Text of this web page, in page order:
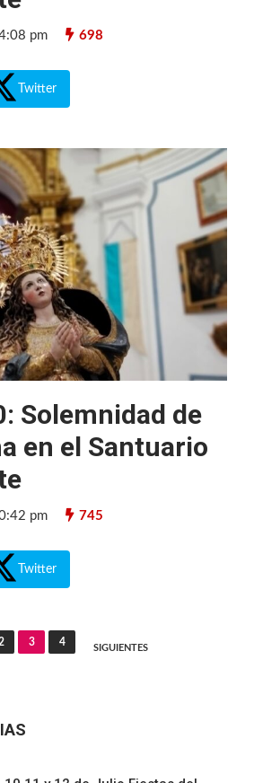
pm 698
Twitter
Solemnidad de
en el Santuario
pm 745
Twitter
3 4
SIGUIENTES